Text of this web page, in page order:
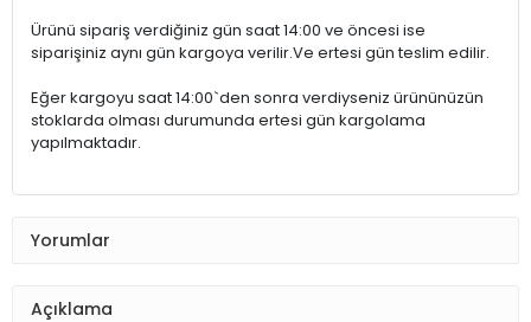
Ürünü sipariş verdiğiniz gün saat 14:00 ve öncesi ise
siparişiniz aynı gün kargoya verilir.Ve ertesi gün teslim edilir.
Eğer kargoyu saat 14:00`den sonra verdiyseniz ürününüzün
stoklarda olması durumunda ertesi gün kargolama
yapılmaktadır.
Yorumlar
Açıklama